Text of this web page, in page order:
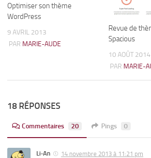
Optimiser son thème
WordPress
9 AVRIL 2013
PAR MARIE-AUDE
Revue de
Spacious
10 AOÛT 2014
PAR MARIE-
18 RÉPONSES
Commentaires 20 Pings 0
Li-An 14 novembre 2013 à 11:21 pm